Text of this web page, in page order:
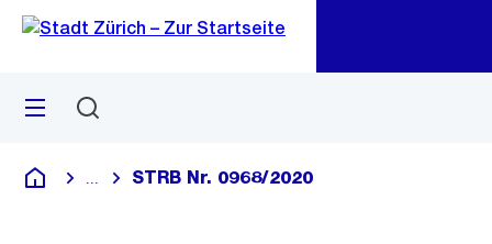
Navigation
Sprunglink
Menü
Deutsch
Blende alle Breadcrumbs ein
STRB Nr. 0968/2020